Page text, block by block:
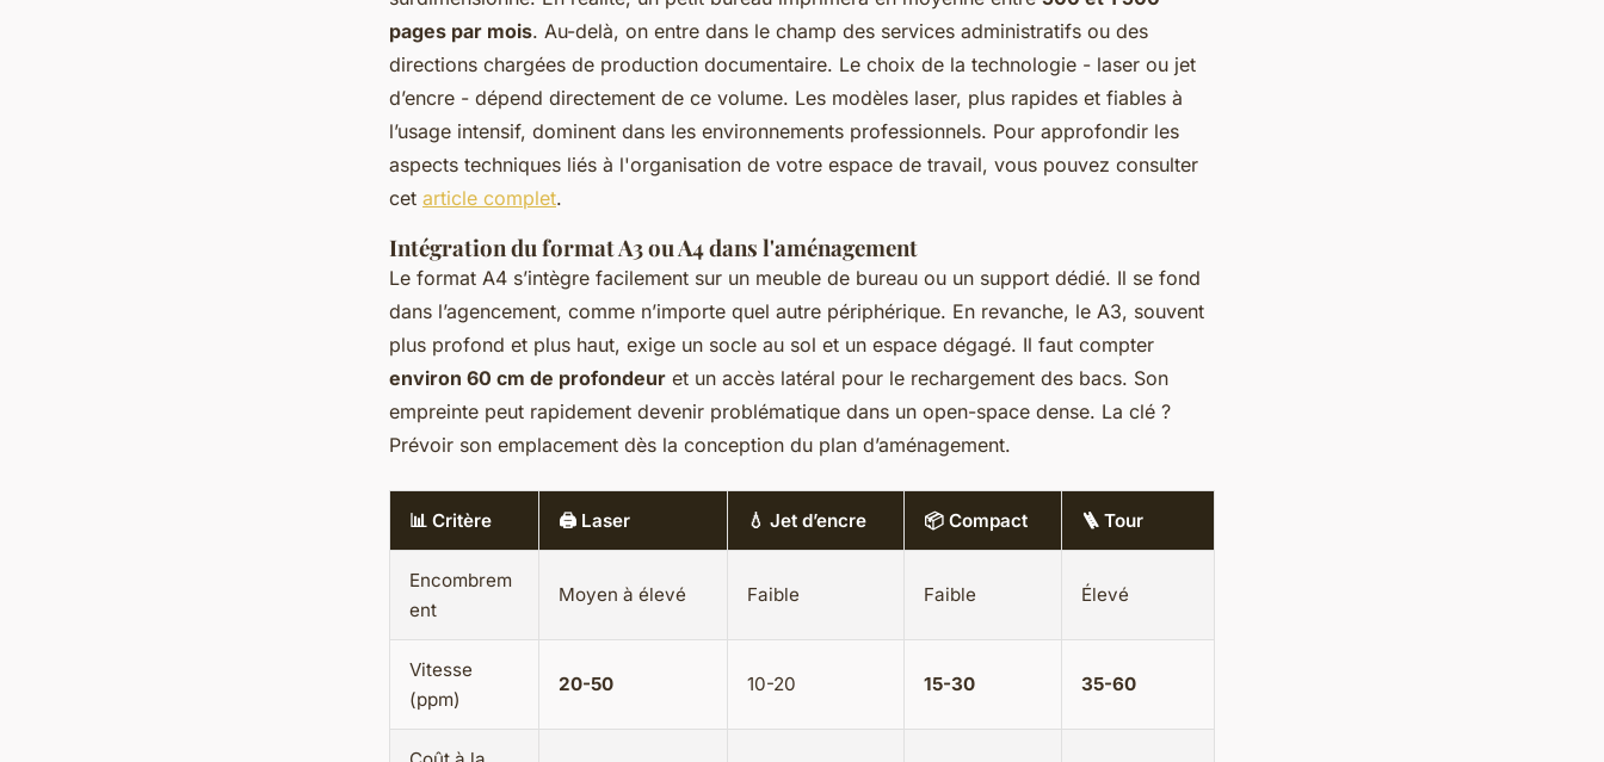
pages par mois. Au-delà, on entre dans le champ des services administratifs ou des
directions chargées de production documentaire. Le choix de la technologie - laser ou jet
d’encre - dépend directement de ce volume. Les modèles laser, plus rapides et fiables à
l’usage intensif, dominent dans les environnements professionnels. Pour approfondir les
aspects techniques liés à l'organisation de votre espace de travail, vous pouvez consulter
cet article complet.
Intégration du format A3 ou A4 dans l'aménagement
Le format A4 s’intègre facilement sur un meuble de bureau ou un support dédié. Il se fond
dans l’agencement, comme n’importe quel autre périphérique. En revanche, le A3, souvent
plus profond et plus haut, exige un socle au sol et un espace dégagé. Il faut compter
environ 60 cm de profondeur et un accès latéral pour le rechargement des bacs. Son
empreinte peut rapidement devenir problématique dans un open-space dense. La clé ?
Prévoir son emplacement dès la conception du plan d’aménagement.
📊 Critère 🖨️ Laser 💧 Jet d’encre 📦 Compact 🪜 Tour
Encombrem
ent
Moyen à élevé Faible Faible Élevé
Vitesse
(ppm)
20-50 10-20 15-30 35-60